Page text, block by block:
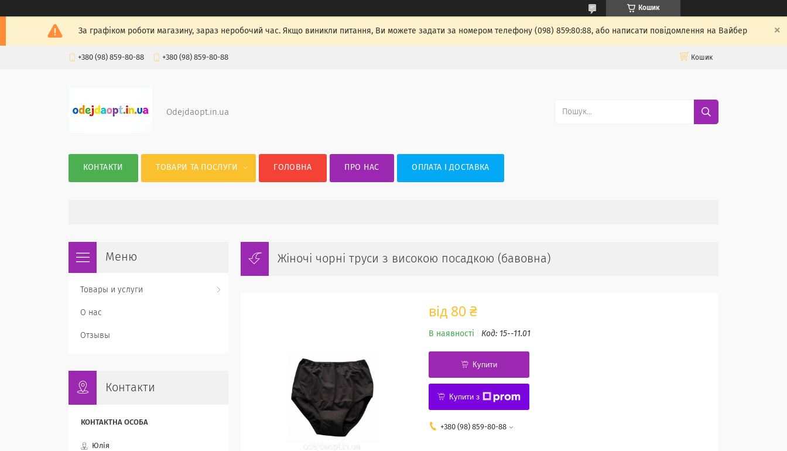
Кошик
За графіком роботи магазину, зараз неробочий час. Якщо виникли питання, Ви можете задати за номером телефону (098) 859:80:88, або написати повідомлення на Вайбер
+380 (98) 859-80-88 +380 (98) 859-80-88 Кошик
Odejdaopt.in.ua
КОНТАКТИ ТОВАРИ ТА ПОСЛУГИ ГОЛОВНА ПРО НАС ОПЛАТА І ДОСТАВКА
Жіночі чорні труси з високою посадкою (бавовна)
від 80 ₴
В наявності Код: 15--11.01
Купити
Купити з
+380 (98) 859-80-88
Товары и услуги
О нас
Отзывы
Контакти
Юлія